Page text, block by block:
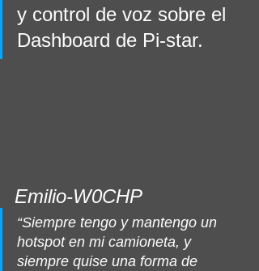
y control de voz sobre el
Dashboard de Pi-star.
Emilio-W0CHP
“Siempre tengo y mantengo un
hotspot en mi camioneta, y
siempre quise una forma de